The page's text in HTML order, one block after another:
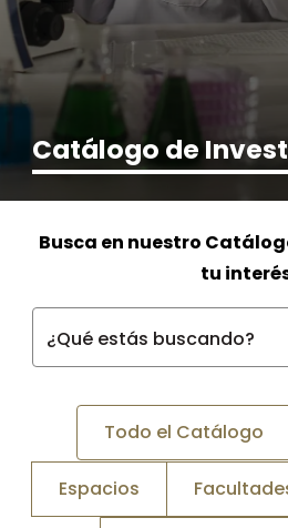
Catálogo de
Busca en nuestro
tu
¿Qué estás buscando?
Todo el Catálogo
Espacios